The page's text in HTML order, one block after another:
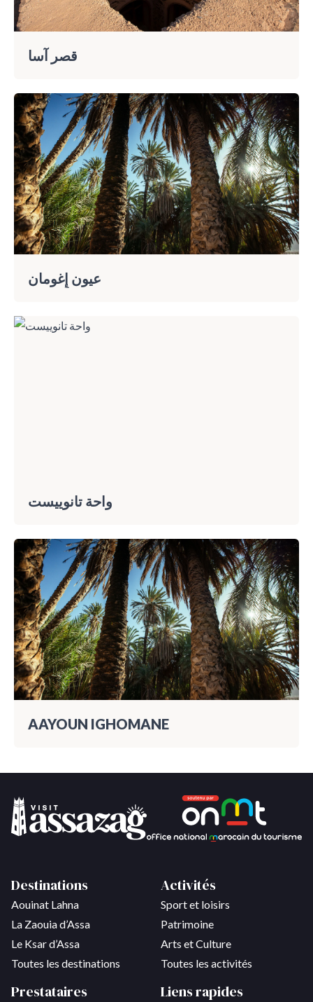
قصر آسا
عيون إِغومان
واحة تانوييست
AAYOUN IGHOMANE
Destinations
Aouinat Lahna
La Zaouia d’Assa
Le Ksar d’Assa
Toutes les destinations
Activités
Sport et loisirs
Patrimoine
Arts et Culture
Toutes les activités
Prestataires Liens rapides